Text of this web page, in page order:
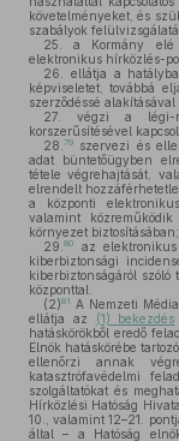
követelményeket, és
szabályok
25.
a Kormány elé
elektronikus hírközlés-
26.
ellátja a
képviseletet, továbbá
szerződéssé
27.
végzi a légi-
korszerűsítésével
28. 79
szervezi és
adat büntetőügyben
tétele végrehajtását,
elrendelt
a központi
valamint
környezet biztosításában;
29. 80
az elektronikus
kiberbiztonsági
kiberbiztonságáról
központtal.
(2)81 A Nemzeti
ellátja az
(1) bekezdés
hatáskörökből eredő
Elnök hatáskörébe
ellenőrzi annak
katasztrófavédelmi
szolgáltatókat és
Hírközlési Hatóság
10., valamint 12–21.
által – a Hatóság